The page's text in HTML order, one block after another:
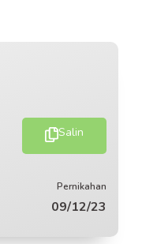
Salin
Pernikahan
09/12/23